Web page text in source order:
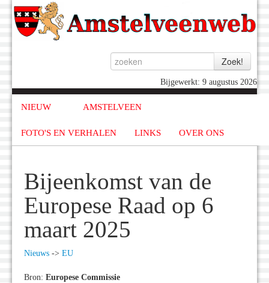
Bijgewerkt: 9 augustus 2026
NIEUW AMSTELVEEN
FOTO'S EN VERHALEN LINKS OVER ONS
Bijeenkomst van de
Europese Raad op 6
maart 2025
Nieuws -> EU
Bron: Europese Commissie